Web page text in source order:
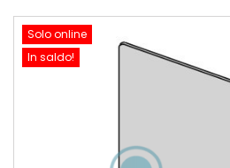
Solo online
In saldo!